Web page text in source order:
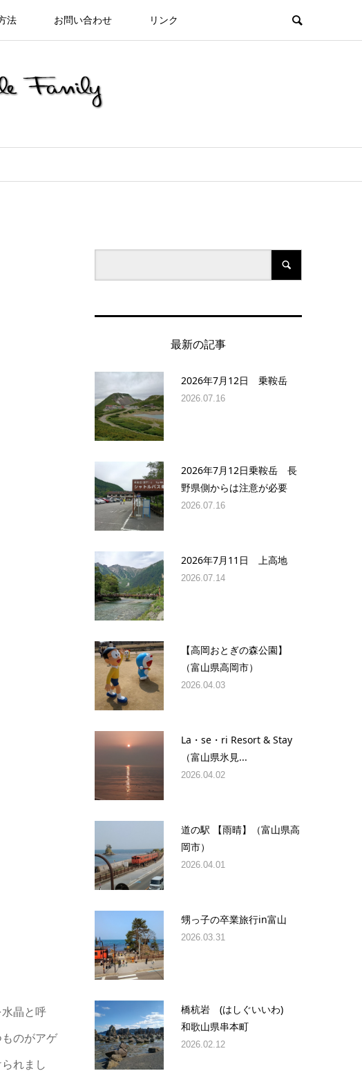
法 お問い合わせ リンク
晶と呼
のがアゲ
れまし
最新の記事
2026年7月12日 乗鞍岳
2026.07.16
2026年7月12日乗鞍岳 長
野県側からは注意が必要
2026.07.16
2026年7月11日 上高地
2026.07.14
【高岡おとぎの森公園】
（富山県高岡市）
2026.04.03
La・se・ri Resort & Stay
（富山県氷見...
2026.04.02
道の駅 【雨晴】（富山県高
岡市）
2026.04.01
甥っ子の卒業旅行in富山
2026.03.31
橋杭岩 (はしぐいいわ)
和歌山県串本町
2026.02.12